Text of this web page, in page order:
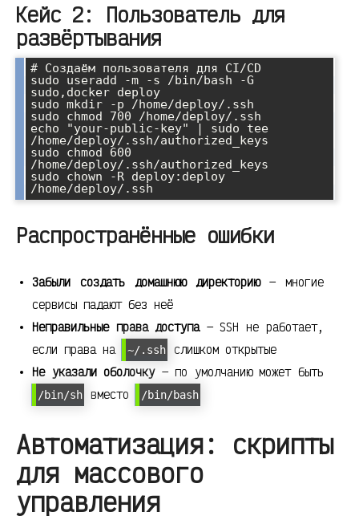
Кейс 2: Пользователь для
развёртывания
# Создаём пользователя для CI/CD
sudo useradd -m -s /bin/bash -G
sudo,docker deploy
sudo mkdir -p /home/deploy/.ssh
sudo chmod 700 /home/deploy/.ssh
echo "your-public-key" | sudo tee
/home/deploy/.ssh/authorized_keys
sudo chmod 600
/home/deploy/.ssh/authorized_keys
sudo chown -R deploy:deploy
Распространённые ошибки
Забыли создать домашнюю директорию— многие
сервисы падают без неё
Неправильные права доступа— SSH не работает,
если права на
~/.ssh
слишком открытые
Не указали оболочку— по умолчанию может быть
/bin/sh вместо /bin/bash
Автоматизация: скрипты
для массового
управления